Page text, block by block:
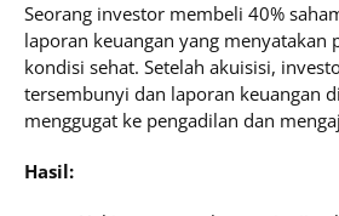
Seorang investor membeli 40%
laporan keuangan yang menyatakan
kondisi sehat. Setelah akuisisi,
tersembunyi dan laporan keuangan
menggugat ke pengadilan dan
Hasil: